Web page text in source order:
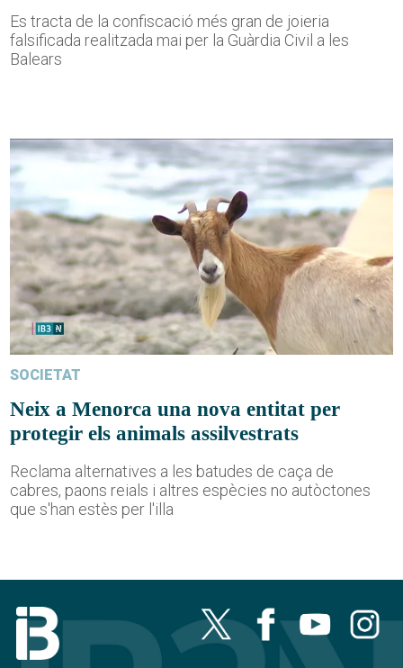
Es tracta de la confiscació més gran de joieria
falsificada realitzada mai per la Guàrdia Civil a les
Balears
SOCIETAT
Neix a Menorca una nova entitat per
protegir els animals assilvestrats
Reclama alternatives a les batudes de caça de
cabres, paons reials i altres espècies no autòctones
que s'han estès per l'illa